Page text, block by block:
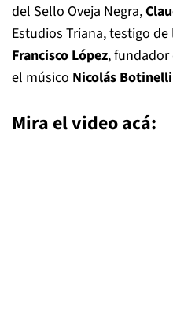
del Sello Oveja Negra,
Estudios Triana, testigo
Francisco López, fundador
el músico Nicolás Botinelli
Mira el video acá: